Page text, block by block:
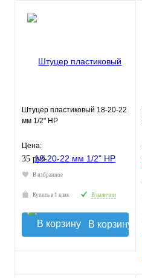
Штуцер пластиковый 18-20-22
мм 1/2" НР
Цена:
35 руб.
В избранное
Купить в 1 клик В наличии
В корзину